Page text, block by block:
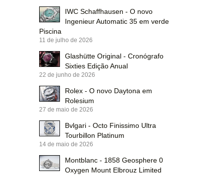
IWC Schaffhausen - O novo
Ingenieur Automatic 35 em verde
Piscina
11 de julho de 2026
Glashütte Original - Cronógrafo
Sixties Edição Anual
22 de junho de 2026
Rolex - O novo Daytona em
Rolesium
27 de maio de 2026
Bvlgari - Octo Finissimo Ultra
Tourbillon Platinum
14 de maio de 2026
Montblanc - 1858 Geosphere 0
Oxygen Mount Elbrouz Limited